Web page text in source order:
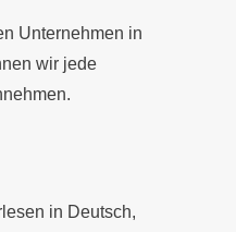
Unternehmen in
wir jede
in Deutsch,